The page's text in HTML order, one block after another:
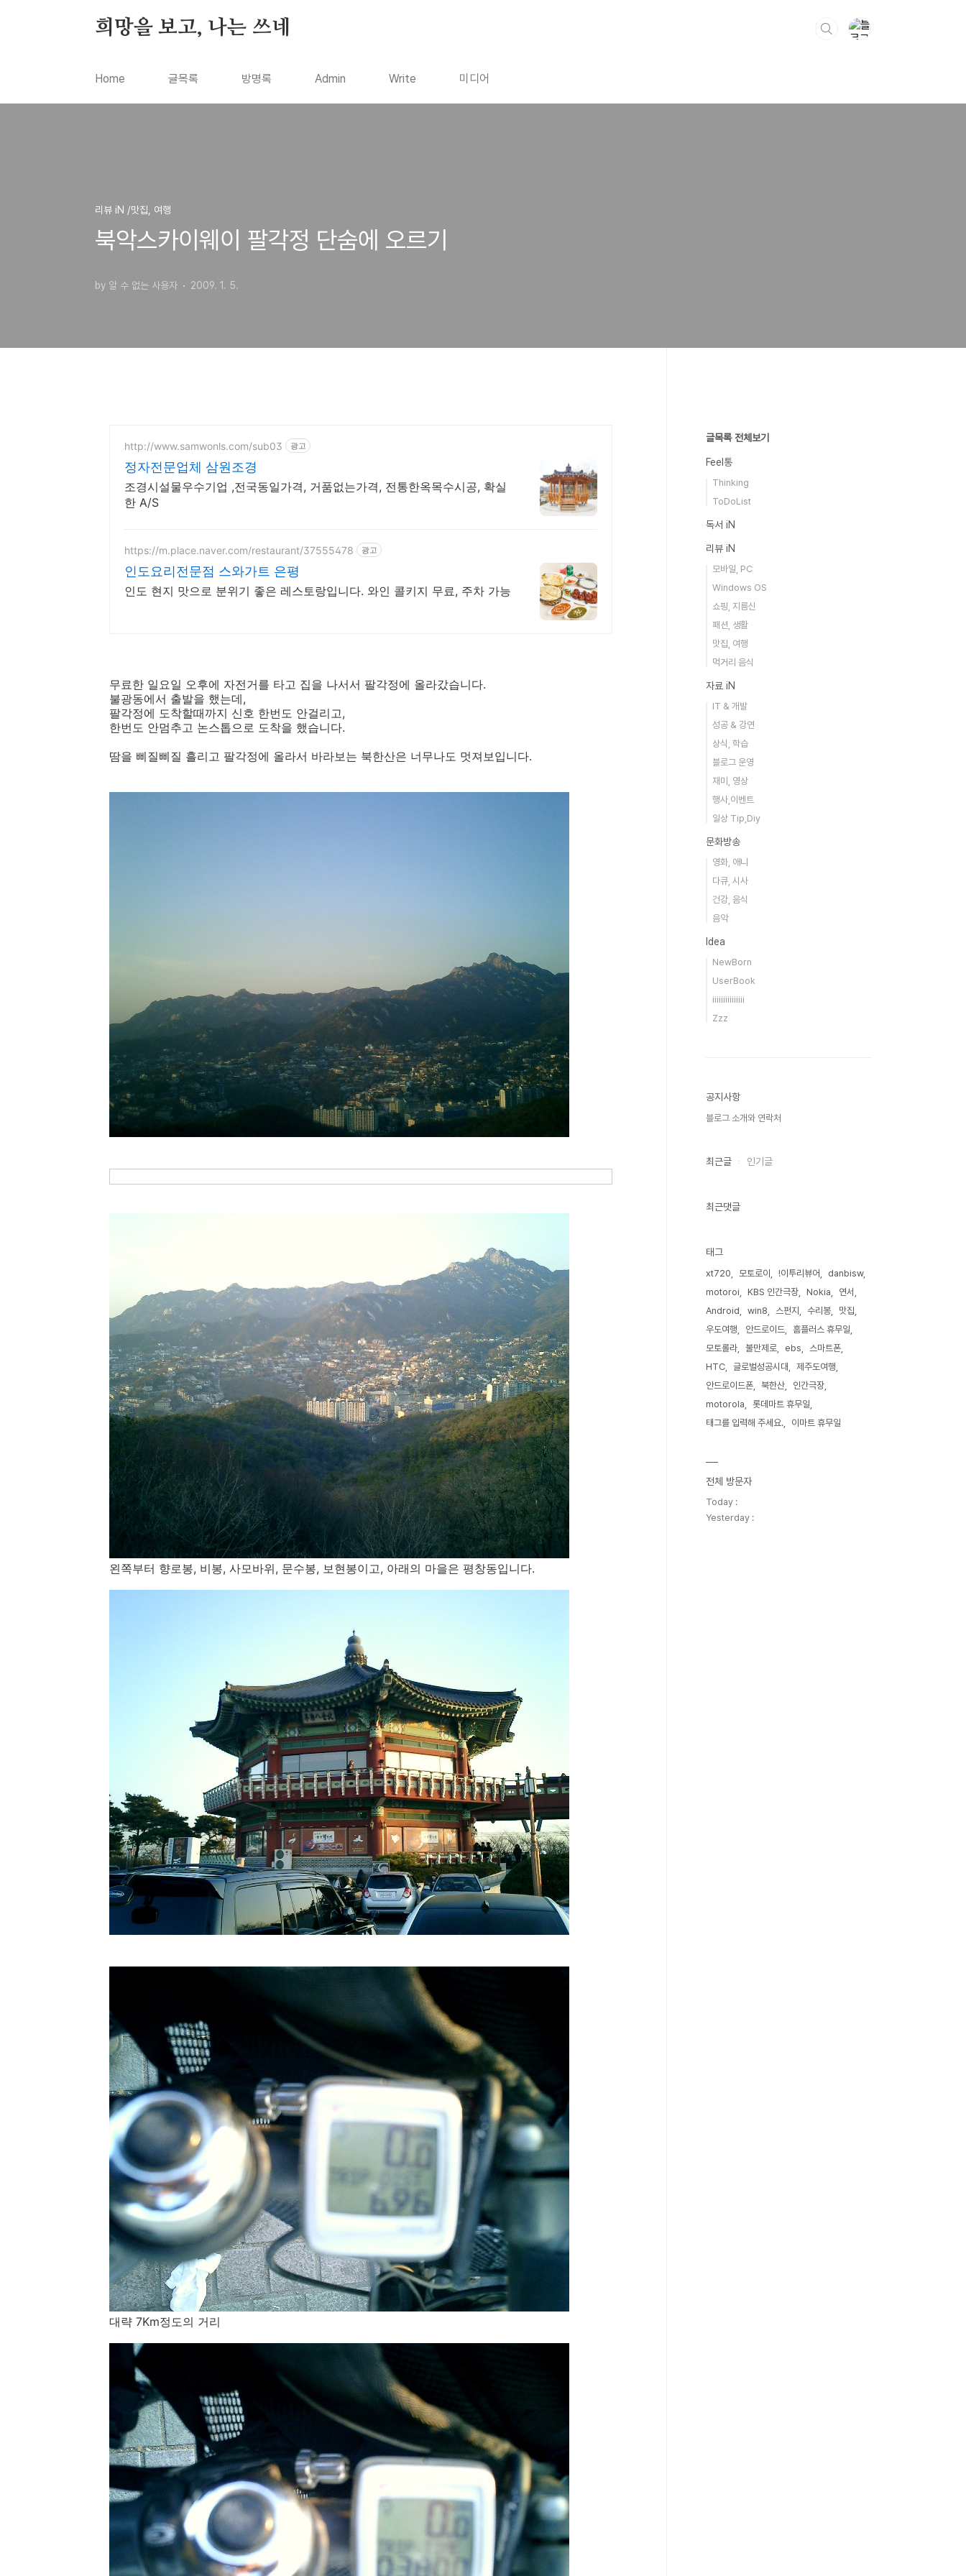
희망을 보고, 나는 쓰네
Home 글목록 방명록 Admin Write 미디어
리뷰 iN /맛집, 여행
북악스카이웨이 팔각정 단숨에 오르기
by 알 수 없는 사용자 2009. 1. 5.
http://www.samwonls.com/sub03 광고
정자전문업체 삼원조경
조경시설물우수기업 ,전국동일가격, 거품없는가격, 전통한옥목수시공, 확실
한 A/S
https://m.place.naver.com/restaurant/37555478 광고
인도요리전문점 스와가트 은평
인도 현지 맛으로 분위기 좋은 레스토랑입니다. 와인 콜키지 무료, 주차 가능
무료한 일요일 오후에 자전거를 타고 집을 나서서 팔각정에 올라갔습니다.
불광동에서 출발을 했는데,
팔각정에 도착할때까지 신호 한번도 안걸리고,
한번도 안멈추고 논스톱으로 도착을 했습니다.
땀을 삐질삐질 흘리고 팔각정에 올라서 바라보는 북한산은 너무나도 멋져보입니다.
왼쪽부터 향로봉, 비봉, 사모바위, 문수봉, 보현봉이고, 아래의 마을은 평창동입니다.
대략 7Km정도의 거리
글목록 전체보기
Feel통
Thinking
ToDoList
독서 iN
리뷰 iN
모바일, PC
Windows OS
쇼핑, 지름신
패션, 생활
맛집, 여행
먹거리 음식
자료 iN
IT & 개발
성공 & 강연
상식, 학습
블로그 운영
재미, 영상
행사,이벤트
일상 Tip,Diy
문화방송
영화, 애니
다큐, 시사
건강, 음식
음악
Idea
NewBorn
UserBook
iiiiiiiiiiiiiii
Zzz
공지사항
블로그 소개와 연락처
최근글 인기글
최근댓글
태그
xt720 모토로이 !이투리뷰어
danbisw
motoroi
KBS 인간극장 Nokia
연서
Android
win8 스펀지 수리봉
맛집
우도여행
안드로이드
홈플러스 휴무일
모토롤라
불만제로 ebs
스마트폰
HTC
글로벌성공시대
제주도여행
안드로이드폰
북한산
인간극장
motorola
롯데마트 휴무일
태그를 입력해 주세요.
이마트 휴무일
전체 방문자
Today :
Yesterday :